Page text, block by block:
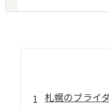
札幌のブライ